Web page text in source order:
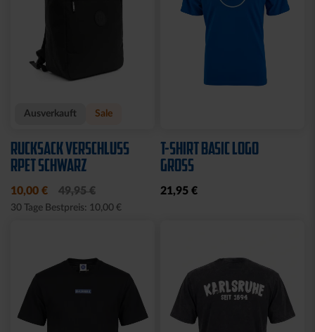
Ausverkauft Sale
RUCKSACK VERSCHLUSS
RPET SCHWARZ
10,00 € 49,95 €
30 Tage Bestpreis: 10,00 €
T-SHIRT BASIC LOGO
GROSS
21,95 €